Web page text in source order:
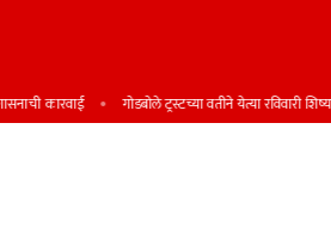
कारवाई गोडबोले ट्रस्टच्या वतीने येत्या रविवारी